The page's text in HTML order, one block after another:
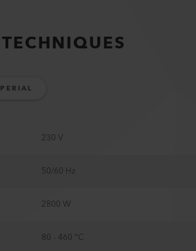
230 V
50/60 Hz
2800 W
80 - 460 °C